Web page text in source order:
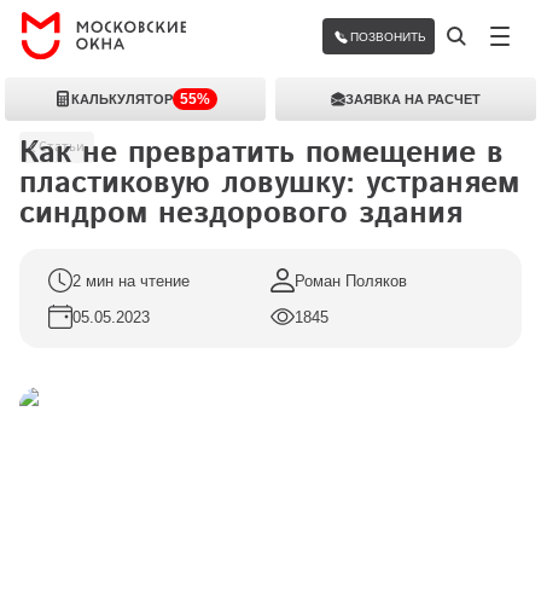
ПОЗВОНИТЬ
КАЛЬКУЛЯТОР 55% ЗАЯВКА НА РАСЧЕТ
Статьи
Как не превратить помещение в
пластиковую ловушку: устраняем
синдром нездорового здания
Роман Поляков
05.05.2023
2 мин на чтение
1845